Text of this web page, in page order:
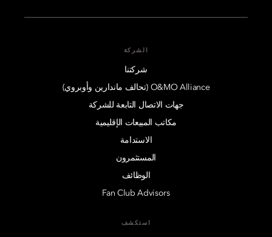
الشركة
شركتنا
O&MO Alliance (تحالف ماندارين وأوبروي)
جهات الاتصال التابعة للشركة
مكاتب المبيعات الإقليمية
الاستدامة
المستثمرون
الوظائف
Fan Club Advisors
استكشف